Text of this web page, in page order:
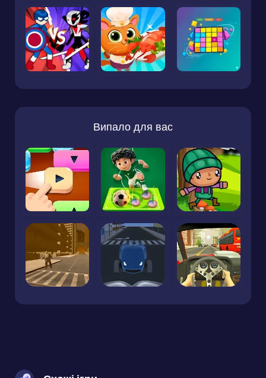
Випало для вас